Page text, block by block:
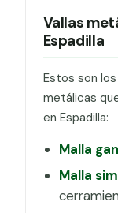
Vallas
Espadilla
Estos son
metálicas
en Espadilla:
Malla
Malla